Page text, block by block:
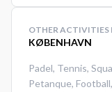
OTHER ACTIVITIES
KØBENHAVN
Padel, Tennis,
Petanque, Football,